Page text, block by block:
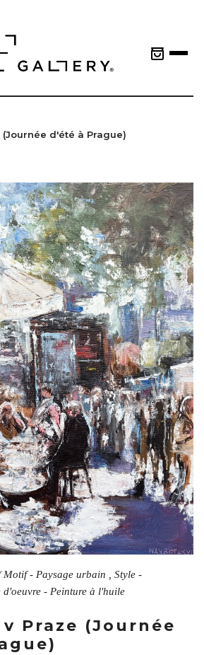
d'été à Prague)
Motif - Paysage urbain , Style -
d'oeuvre - Peinture à l'huile
Praze (Journée